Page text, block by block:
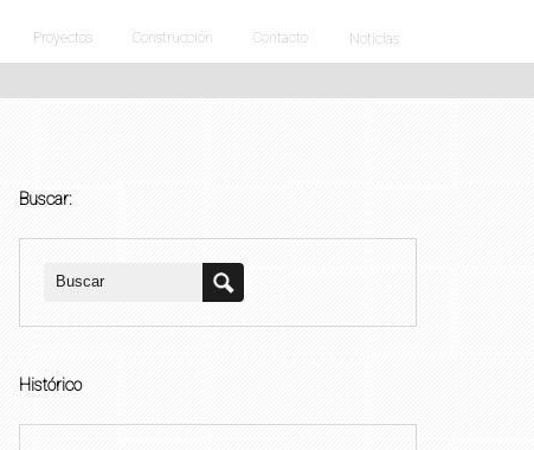
Proyectos Construcción Contacto Noticias
Buscar:
Histórico